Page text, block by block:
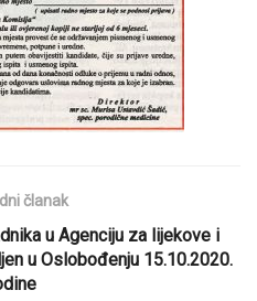
članak
u Agenciju za lijekove i
u Oslobođenju 15.10.2020.